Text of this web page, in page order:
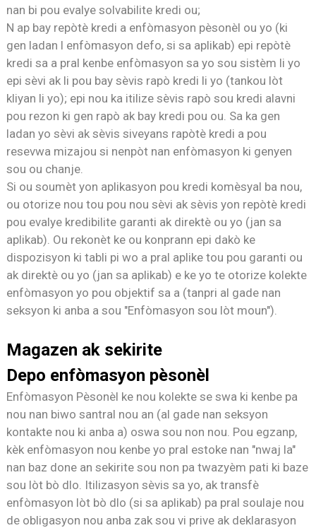
nan bi pou evalye solvabilite kredi ou;
N ap bay repòtè kredi a enfòmasyon pèsonèl ou yo (ki
gen ladan l enfòmasyon defo, si sa aplikab) epi repòtè
kredi sa a pral kenbe enfòmasyon sa yo sou sistèm li yo
epi sèvi ak li pou bay sèvis rapò kredi li yo (tankou lòt
kliyan li yo); epi nou ka itilize sèvis rapò sou kredi alavni
pou rezon ki gen rapò ak bay kredi pou ou. Sa ka gen
ladan yo sèvi ak sèvis siveyans rapòtè kredi a pou
resevwa mizajou si nenpòt nan enfòmasyon ki genyen
sou ou chanje.
Si ou soumèt yon aplikasyon pou kredi komèsyal ba nou,
ou otorize nou tou pou nou sèvi ak sèvis yon repòtè kredi
pou evalye kredibilite garanti ak direktè ou yo (jan sa
aplikab). Ou rekonèt ke ou konprann epi dakò ke
dispozisyon ki tabli pi wo a pral aplike tou pou garanti ou
ak direktè ou yo (jan sa aplikab) e ke yo te otorize kolekte
enfòmasyon yo pou objektif sa a (tanpri al gade nan
seksyon ki anba a sou "Enfòmasyon sou lòt moun").
Magazen ak sekirite
Depo enfòmasyon pèsonèl
Enfòmasyon Pèsonèl ke nou kolekte se swa ki kenbe pa
nou nan biwo santral nou an (al gade nan seksyon
kontakte nou ki anba a) oswa sou non nou. Pou egzanp,
kèk enfòmasyon nou kenbe yo pral estoke nan "nwaj la"
nan baz done an sekirite sou non pa twazyèm pati ki baze
sou lòt bò dlo. Itilizasyon sèvis sa yo, ak transfè
enfòmasyon lòt bò dlo (si sa aplikab) pa pral soulaje nou
de obligasyon nou anba zak sou vi prive ak deklarasyon